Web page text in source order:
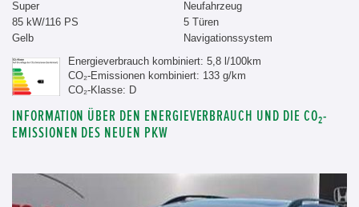
Super
85 kW/116 PS
Gelb
Neufahrzeug
5 Türen
Navigationssystem
Energieverbrauch kombiniert: 5,8 l/100km
CO₂-Emissionen kombiniert: 133 g/km
CO₂-Klasse: D
INFORMATION ÜBER DEN ENERGIEVERBRAUCH UND DIE CO₂-
EMISSIONEN DES NEUEN PKW